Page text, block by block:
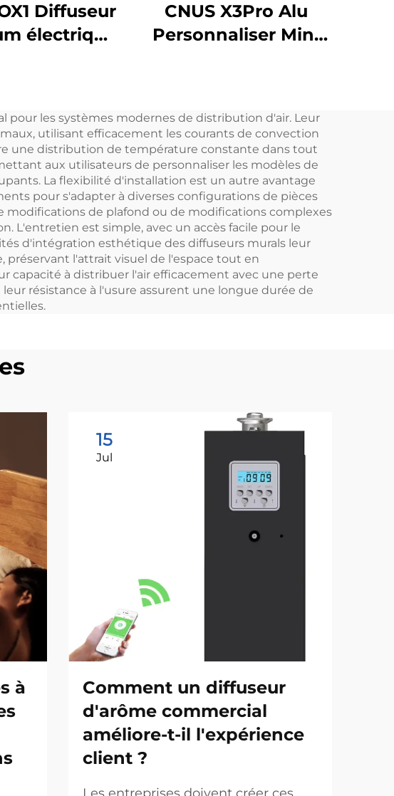
Diffuseur
électrique
d'arômes
CNUS X3Pro Alu
Personnaliser Mini
Huile Parfumée Sans
Eau Diffuseur
D'arômes De Voiture
pour les systèmes modernes de distribution d'air. Leur
utilisant efficacement les courants de convection
une distribution de température constante dans tout
aux utilisateurs de personnaliser les modèles de
La flexibilité d'installation est un autre avantage
pour s'adapter à diverses configurations de pièces
modifications de plafond ou de modifications complexes
L'entretien est simple, avec un accès facile pour le
d'intégration esthétique des diffuseurs murals leur
l'attrait visuel de l'espace tout en
capacité à distribuer l'air efficacement avec une perte
résistance à l'usure assurent une longue durée de
à
15
Jul
Comment un diffuseur
d'arôme commercial
améliore-t-il l'expérience
client ?